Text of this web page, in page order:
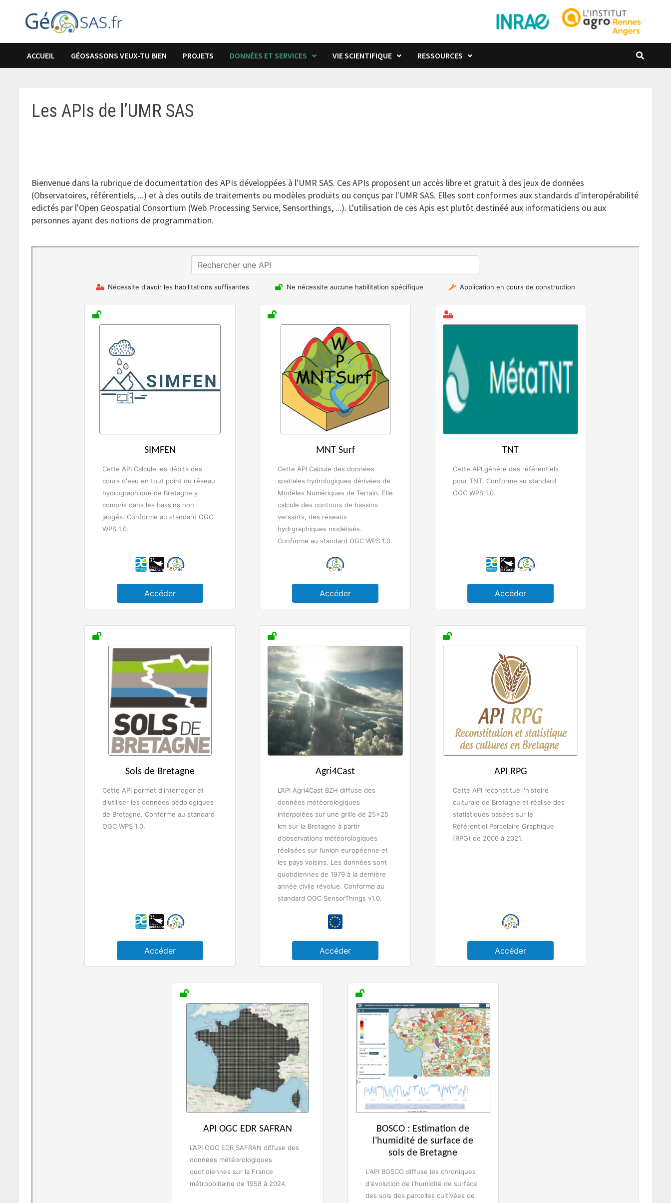
ACCUEIL GÉOSASSONS VEUX-TU BIEN PROJETS DONNÉES ET SERVICES VIE SCIENTIFIQUE RESSOURCES
Les APIs de l’UMR SAS
Bienvenue dans la rubrique de documentation des APIs développées à l'UMR SAS. Ces APIs proposent un accès libre et gratuit à des jeux de données
(Observatoires, référentiels, ...) et à des outils de traitements ou modèles produits ou conçus par l'UMR SAS. Elles sont conformes aux standards d'interopérabilité
edictés par l'Open Geospatial Consortium (Web Processing Service, Sensorthings, ...). L'utilisation de ces Apis est plutôt destinéé aux informaticiens ou aux
personnes ayant des notions de programmation.